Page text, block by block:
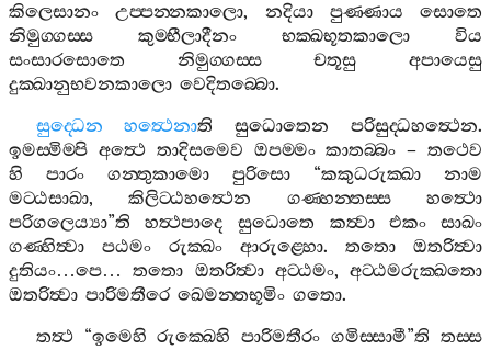
කිලෙසානං
උප‍්පන‍්නකාලො, නදියා පුණ‍්ණාය
සොතෙ
නිමුග‍්ගස‍්ස
කුම‍්භීලාදීනං භක‍්ඛභූතකාලො
විය
සංසාරසොතෙ
නිමුග‍්ගස‍්ස චතූසු
අපායෙසු
දුක‍්ඛානුභවනකාලො වෙදිතබ‍්බො.
සුද‍්ධෙන
හත්‍ථෙනාති සුධොතෙන පරිසුද‍්ධහත්‍ථෙන.
ඉමස‍්මිම‍්පි අත්‍ථෙ තාදිසමෙව ඔපම‍්මං කාතබ‍්බං –තථෙව
හි
පාරං ගන‍්තුකාමො පුරිසො “කකුධරුක‍්ඛා
නාම
මට‍්ඨසාඛා,කිලිට‍්ඨහත්‍ථෙන ගණ‍්හන‍්තස‍්ස
හත්‍ථො
පරිගලෙය්‍යා”ති හත්‍ථපාදෙ සුධොතෙ කත්‍වා එකං
සාඛං
ගණ‍්හිත්‍වා
පඨමං රුක‍්ඛං ආරුළ‍්හො. තතො
ඔතරිත්‍වා
දුතියං…පෙ…තතො ඔතරිත්‍වා අට‍්ඨමං, අට‍්ඨමරුක‍්ඛතො
ඔතරිත්‍වා පාරිමතීරෙ ඛෙමන‍්තභූමිං ගතො.
තත්‍ථ“ඉමෙහි රුක‍්ඛෙහි පාරිමතීරං ගමිස‍්සාමී”ති තස‍්ස